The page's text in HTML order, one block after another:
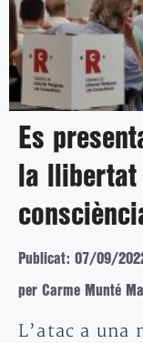
Es
la
Publicat: 07/09/
per Carme Munté
L’atac a una